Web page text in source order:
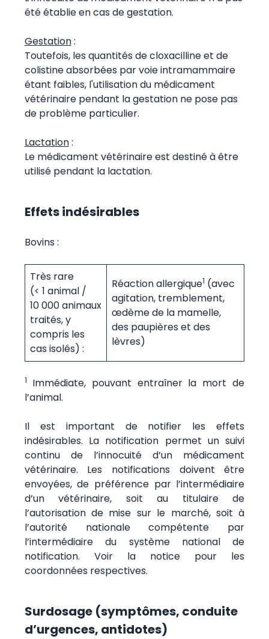
été établie en cas de gestation.
Gestation:
Toutefois, les quantités de cloxacilline et de
colistine absorbées par voie intramammaire
étant faibles, l'utilisation du médicament
vétérinaire pendant la gestation ne pose pas
de problème particulier.
Lactation:
Le médicament vétérinaire est destiné à être
utilisé pendant la lactation.
Effets indésirables
Bovins :
Très rare
(< 1 animal /
10 000 animaux
traités, y
compris les
cas isolés) :
Réaction allergique1 (avec
agitation, tremblement,
œdème de la mamelle,
des paupières et des
lèvres)
1 Immédiate, pouvant entraîner la mort de
l’animal.
Il est important de notifier les effets
indésirables. La notification permet un suivi
continu de l’innocuité d’un médicament
vétérinaire. Les notifications doivent être
envoyées, de préférence par l’intermédiaire
d’un vétérinaire, soit au titulaire de
l’autorisation de mise sur le marché, soit à
l’autorité nationale compétente par
l’intermédiaire du système national de
notification. Voir la notice pour les
coordonnées respectives.
Surdosage (symptômes, conduite
d’urgences, antidotes)